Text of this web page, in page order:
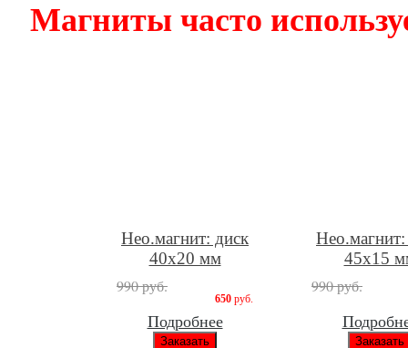
Магниты часто
Нео.магнит: диск
40х20 мм
990 руб.
650 руб.
Подробнее
Нео.магнит:
45х15
990 руб.